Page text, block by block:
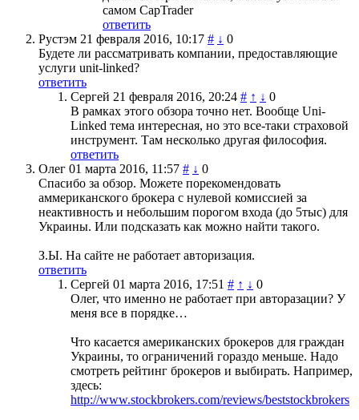
самом CapTrader
ответить
Рустэм 21 февраля 2016, 10:17 # ↓ 0
Будете ли рассматривать компании, предоставляющие
услуги unit-linked?
ответить
Сергей 21 февраля 2016, 20:24 # ↑ ↓ 0
В рамках этого обзора точно нет. Вообще Uni-
Linked тема интересная, но это все-таки страховой
инструмент. Там несколько другая философия.
ответить
Олег 01 марта 2016, 11:57 # ↓ 0
Спасибо за обзор. Можете порекомендовать
аммериканского брокера с нулевой комиссией за
неактивность и небольшим порогом входа (до 5тыс) для
Украины. Или подсказать как можно найти такого.
З.Ы. На сайте не работает авторизация.
ответить
Сергей 01 марта 2016, 17:51 # ↑ ↓ 0
Олег, что именно не работает при авторазации? У
меня все в порядке…
Что касается американских брокеров для граждан
Украины, то ограничений гораздо меньше. Надо
смотреть рейтинг брокеров и выбирать. Например,
здесь:
http://www.stockbrokers.com/reviews/beststockbrokers